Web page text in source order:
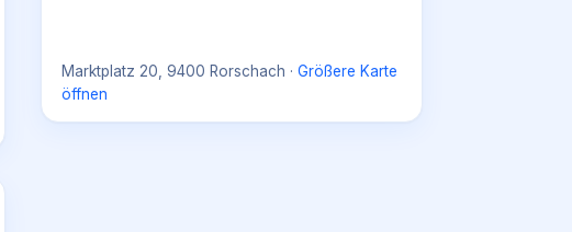
Marktplatz 20, 9400 Rorschach · Größere Karte
öffnen